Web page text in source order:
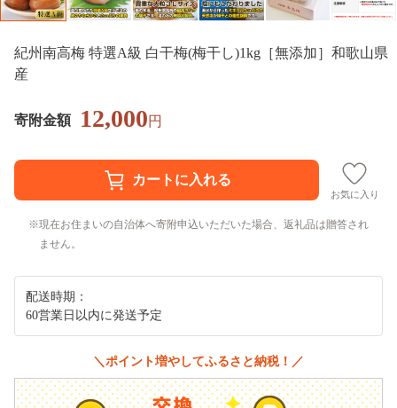
紀州南高梅 特選A級 白干梅(梅干し)1kg［無添加］和歌山県
産
寄附金額 12,000円
お気に入り
現在お住まいの自治体へ寄附申込いただいた場合、返礼品は贈答され
ません。
配送時期：
60営業日以内に発送予定
＼ポイント増やしてふるさと納税！／